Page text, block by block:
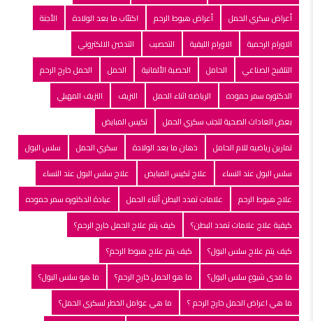
أعراض سكري الحمل
أعراض هبوط الرحم اكتئاب ما بعد الولادة
الأجنة
الاورام الرحمية
الاورام الليفية التخصيب
التدخين الالكتروني
التلقبح الصناعي
الحامل الحصبة الألمانية الحمل
الحمل خارج الرحم
الدكتوره سمر حموده
الرياضه اثناء الحمل النزيف
النزيف المهبلي
بعض العادات الصحية لتجنب سكري الحمل
تكيس المبايض
تمارين رياضيه للام الحامل
ذهان ما بعد الولادة سكري الحمل
سلس البول
سلس البول عند النساء
علاج تكيس المبايض
علاج سلس البول عند النساء
علاج هبوط الرحم
علامات تمدد البطن أثناء الحمل
عيادة الدكتوره سمر حموده
كيفية علاج علامات تمدد البطن؟
كيف يتم علاج الحمل خارج الرحم؟
كيف يتم علاج سلس البول؟
كيف يتم علاج هبوط الرحم؟
ما مدى شيوع سلس البول؟
ما هو الحمل خارج الرحم؟
ما هو سلس البول؟
ما هي اعراض الحمل خارج الرحم ؟
ما هي عوامل الخطر لسكري الحمل؟